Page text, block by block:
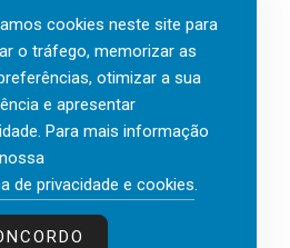
o Top Wellbeing 2026.
místico.»
décadas nas áreas de
e Liderança, Manuel
da...
cookies neste site para
o tráfego, memorizar as
otimizar a sua
e apresentar
Para mais informação
de privacidade e cookies.